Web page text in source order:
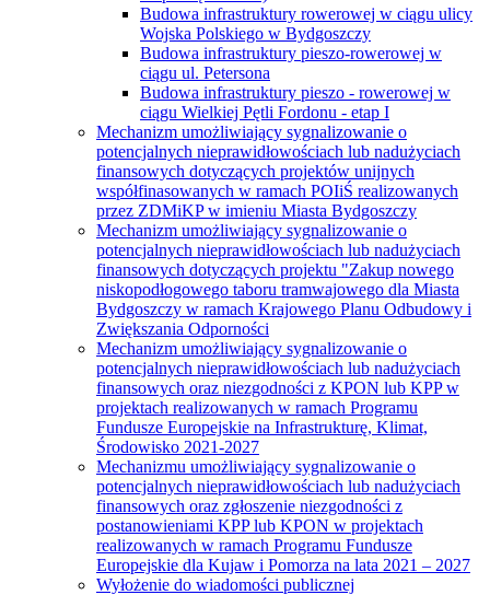
Budowa infrastruktury rowerowej w ciągu ulicy
Wojska Polskiego w Bydgoszczy
Budowa infrastruktury pieszo-rowerowej w
ciągu ul. Petersona
Budowa infrastruktury pieszo - rowerowej w
ciągu Wielkiej Pętli Fordonu - etap I
Mechanizm umożliwiający sygnalizowanie o
potencjalnych nieprawidłowościach lub nadużyciach
finansowych dotyczących projektów unijnych
współfinasowanych w ramach POIiŚ realizowanych
przez ZDMiKP w imieniu Miasta Bydgoszczy
Mechanizm umożliwiający sygnalizowanie o
potencjalnych nieprawidłowościach lub nadużyciach
finansowych dotyczących projektu "Zakup nowego
niskopodłogowego taboru tramwajowego dla Miasta
Bydgoszczy w ramach Krajowego Planu Odbudowy i
Zwiększania Odporności
Mechanizm umożliwiający sygnalizowanie o
potencjalnych nieprawidłowościach lub nadużyciach
finansowych oraz niezgodności z KPON lub KPP w
projektach realizowanych w ramach Programu
Fundusze Europejskie na Infrastrukturę, Klimat,
Środowisko 2021-2027
Mechanizmu umożliwiający sygnalizowanie o
potencjalnych nieprawidłowościach lub nadużyciach
finansowych oraz zgłoszenie niezgodności z
postanowieniami KPP lub KPON w projektach
realizowanych w ramach Programu Fundusze
Europejskie dla Kujaw i Pomorza na lata 2021 – 2027
Wyłożenie do wiadomości publicznej